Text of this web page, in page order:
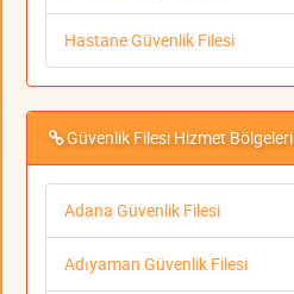
Hastane Güvenlik Filesi
Güvenlik Filesi Hizmet Bölgeleri
Adana Güvenlik Filesi
Adıyaman Güvenlik Filesi